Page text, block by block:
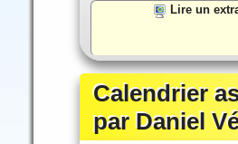
Lire un
Calendrier
par Daniel